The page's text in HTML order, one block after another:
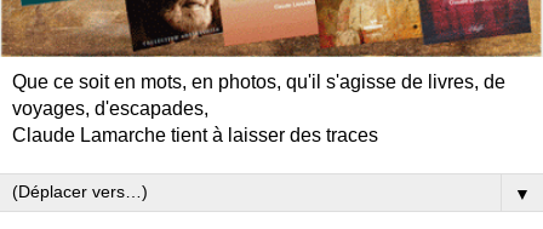
Que ce soit en mots, en photos, qu'il s'agisse de livres, de
voyages, d'escapades,
Claude Lamarche tient à laisser des traces
▼